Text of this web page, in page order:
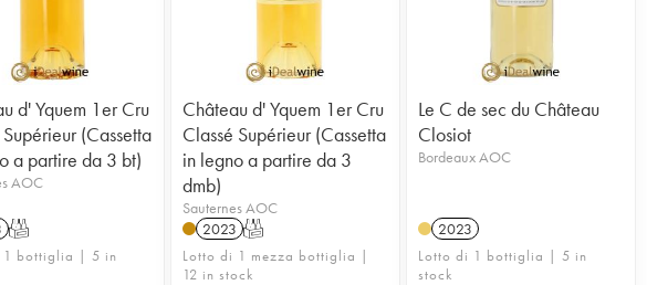
d' Yquem 1er Cru
(Cassetta
a partire da 3 bt)
AOC
T
1 bottiglia | 5 in
Château d' Yquem 1er Cru
Classé Supérieur (Cassetta
in legno a partire da 3
dmb)
Sauternes AOC
2023 T
Lotto di 1 mezza bottiglia |
12 in stock
Le C de sec du Château
Closiot
Bordeaux AOC
2023
Lotto di 1 bottiglia | 5 in
stock